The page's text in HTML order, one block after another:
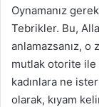
Oynamanız
Tebrikler. Bu,
anlamazsanız, o
mutlak otorite
kadınlara ne
olarak, kıyam